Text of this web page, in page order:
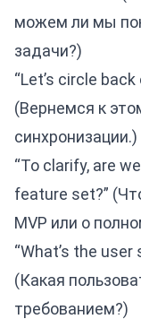
можем ли мы
задачи?)
“Let’s circle
(Вернемся к
синхронизации.)
“To clarify, are
feature set?”
MVP или о
“What’s the
(Какая
требованием?)